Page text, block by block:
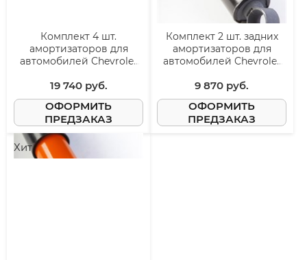
Комплект 4 шт.
амортизаторов для
автомобилей Chevrolet
19 740 руб.
ОФОРМИТЬ
ПРЕДЗАКАЗ
Комплект 2 шт. задних
амортизаторов для
автомобилей Chevrolet
9 870 руб.
ОФОРМИТЬ
ПРЕДЗАКАЗ
Хит